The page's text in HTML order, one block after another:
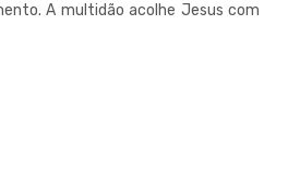
A multidão acolhe Jesus com